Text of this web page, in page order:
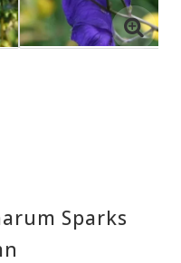
Sparks